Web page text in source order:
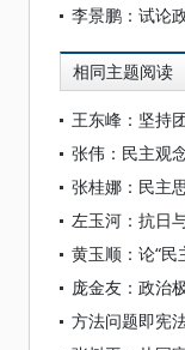
李景鹏：试论
相同主题阅读
张伟：民主观
庞金友：政治
方法问题即宪